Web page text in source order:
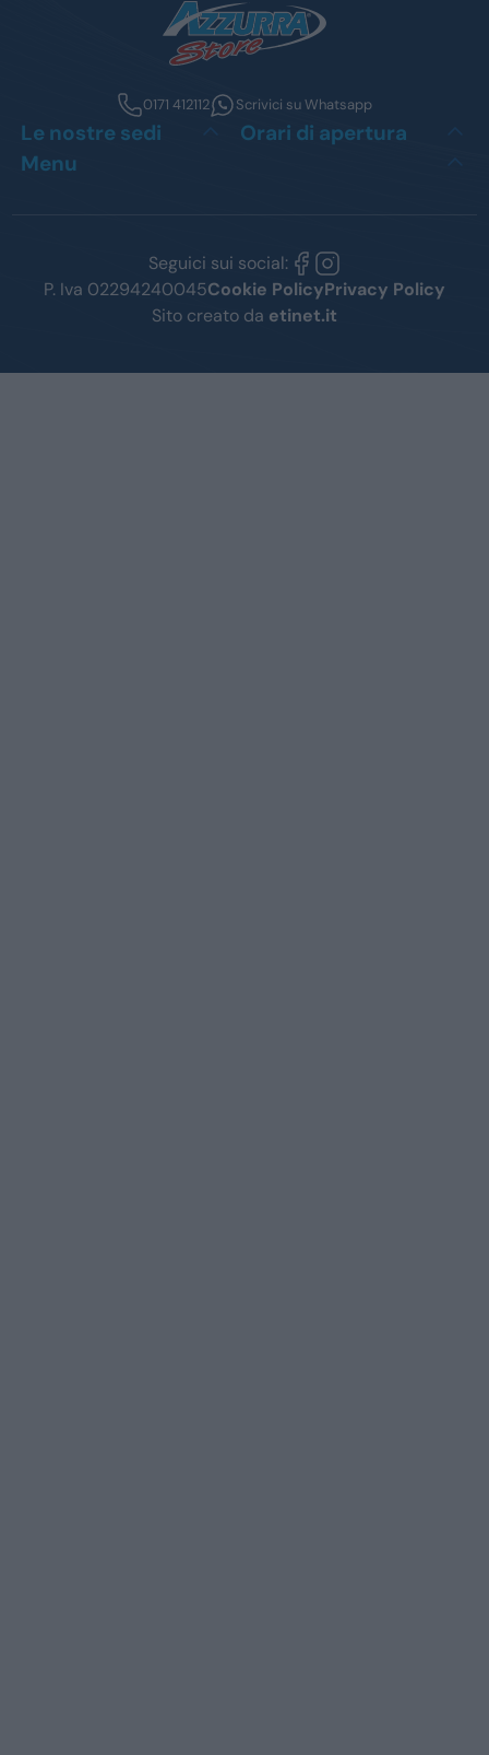
0171 412112 Scrivici su Whatsapp
Le nostre sedi
Orari di apertura
Menu
Seguici sui social:
P. Iva 02294240045Cookie PolicyPrivacy Policy
Sito creato da etinet.it